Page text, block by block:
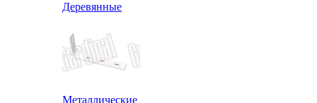
Деревянные
Металлические